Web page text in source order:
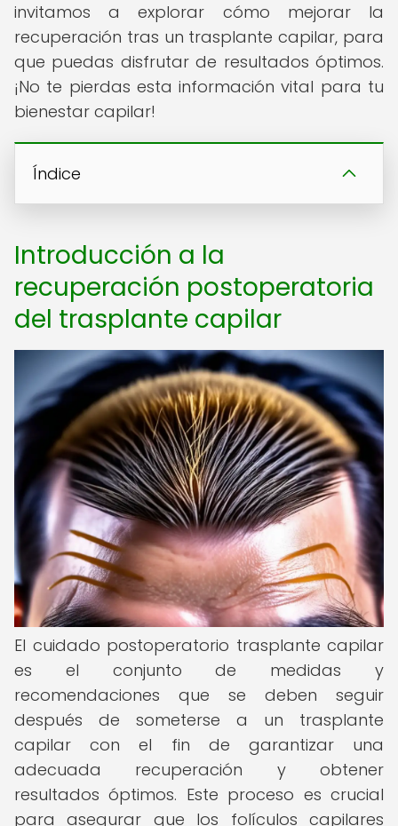
invitamos a explorar cómo mejorar la
recuperación tras un trasplante capilar, para
que puedas disfrutar de resultados óptimos.
¡No te pierdas esta información vital para tu
bienestar capilar!
Índice
Introducción a la
recuperación postoperatoria
del trasplante capilar
El cuidado postoperatorio trasplante capilar
es el conjunto de medidas y
recomendaciones que se deben seguir
después de someterse a un trasplante
capilar con el fin de garantizar una
adecuada recuperación y obtener
resultados óptimos. Este proceso es crucial
para asegurar que los folículos capilares